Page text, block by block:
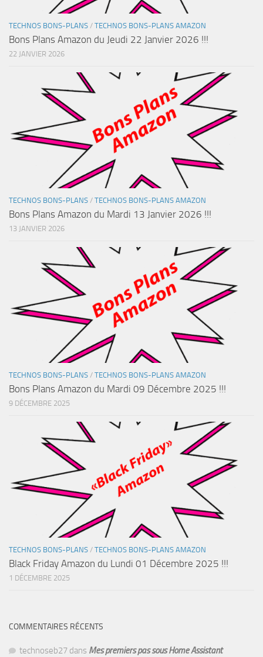
TECHNOS BONS-PLANS / TECHNOS BONS-PLANS AMAZON
Bons Plans Amazon du Jeudi 22 Janvier 2026 !!!
22 JANVIER 2026
TECHNOS BONS-PLANS / TECHNOS BONS-PLANS AMAZON
Bons Plans Amazon du Mardi 13 Janvier 2026 !!!
13 JANVIER 2026
TECHNOS BONS-PLANS / TECHNOS BONS-PLANS AMAZON
Bons Plans Amazon du Mardi 09 Décembre 2025 !!!
9 DÉCEMBRE 2025
TECHNOS BONS-PLANS / TECHNOS BONS-PLANS AMAZON
Black Friday Amazon du Lundi 01 Décembre 2025 !!!
1 DÉCEMBRE 2025
COMMENTAIRES RÉCENTS
technoseb27 dans Mes premiers pas sous Home Assistant